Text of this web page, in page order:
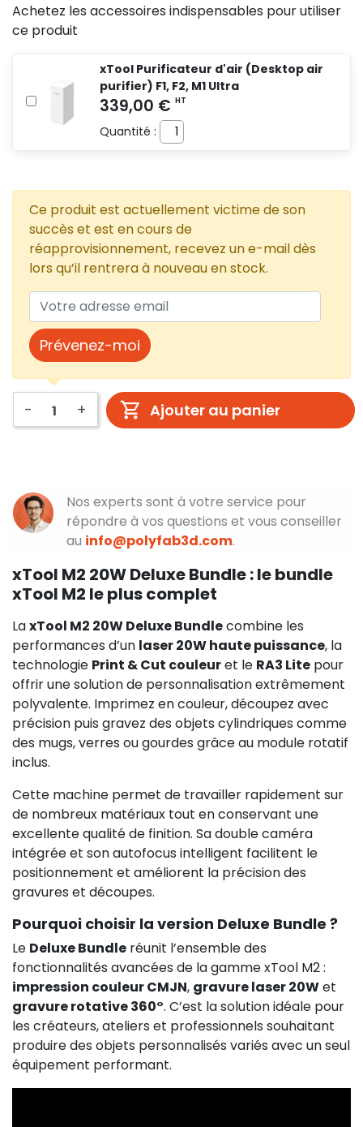
Achetez les accessoires indispensables pour utiliser
ce produit
xTool Purificateur d'air (Desktop air
purifier) F1, F2, M1 Ultra
Quantité :
Ce produit est actuellement victime de son
succès et est en cours de
réapprovisionnement, recevez un e-mail dès
lors qu’il rentrera à nouveau en stock.
Prévenez-moi
- + Ajouter au panier
Nos experts sont à votre service pour
répondre à vos questions et vous conseiller
au info@polyfab3d.com.
xTool M2 20W Deluxe Bundle : le bundle
xTool M2 le plus complet
LaxTool M2 20W Deluxe Bundlecombine les
performances d’un laser 20W haute puissance, la
technologie Print & Cut couleuret le RA3 Lite pour
offrir une solution de personnalisation extrêmement
polyvalente. Imprimez en couleur, découpez avec
précision puis gravez des objets cylindriques comme
des mugs, verres ou gourdes grâce au module rotatif
inclus.
Cette machine permet de travailler rapidement sur
de nombreux matériaux tout en conservant une
excellente qualité de finition. Sa double caméra
intégrée et son autofocus intelligent facilitent le
positionnement et améliorent la précision des
gravures et découpes.
Pourquoi choisir la version Deluxe Bundle ?
Le Deluxe Bundle réunit l’ensemble des
fonctionnalités avancées de la gamme xTool M2 :
impression couleur CMJN, gravure laser 20Wet
gravure rotative 360°. C’est la solution idéale pour
les créateurs, ateliers et professionnels souhaitant
produire des objets personnalisés variés avec un seul
équipement performant.